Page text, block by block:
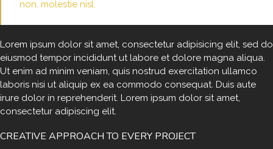
non, molestie nisl.
Lorem ipsum dolor sit amet, consectetur adipisicing elit, sed do
eiusmod tempor incididunt ut labore et dolore magna aliqua.
Ut enim ad minim veniam, quis nostrud exercitation ullamco
laboris nisi ut aliquip ex ea commodo consequat. Duis aute
irure dolor in reprehenderit. Lorem ipsum dolor sit amet,
consectetur adipiscing elit.
CREATIVE APPROACH TO EVERY PROJECT